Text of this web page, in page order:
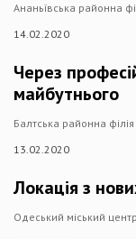
Ананьївська районна
14.02.2020
Через
майбутнього
Балтська районна
13.02.2020
Локація з
Одеський міський